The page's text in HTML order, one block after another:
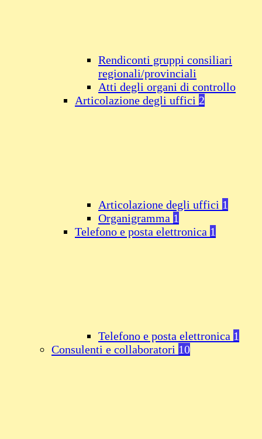
Rendiconti gruppi consiliari
regionali/provinciali
Atti degli organi di controllo
Articolazione degli uffici 2
Articolazione degli uffici 1
Organigramma 1
Telefono e posta elettronica 1
Telefono e posta elettronica 1
Consulenti e collaboratori 10